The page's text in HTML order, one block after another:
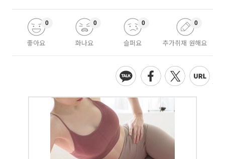
좋아요
0
화나요
0
슬퍼요
0
추가취재 원해요
0